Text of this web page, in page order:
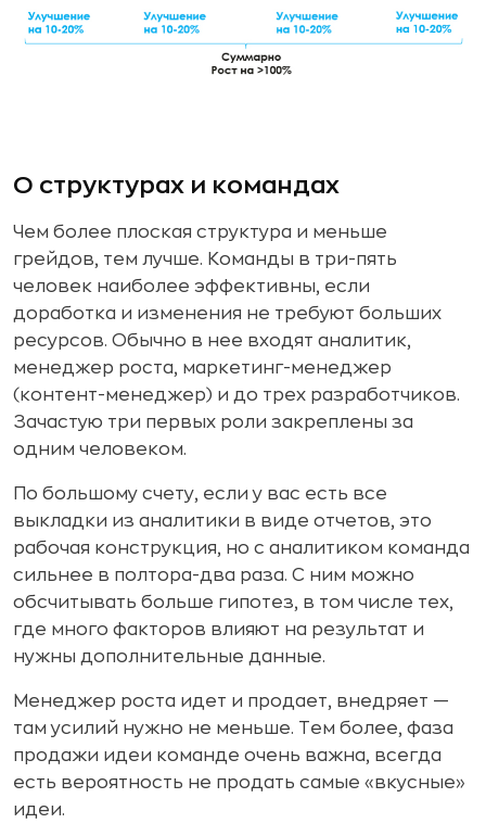
О структурах и командах
Чем более плоская структура и меньше
грейдов, тем лучше. Команды в три-пять
человек наиболее эффективны, если
доработка и изменения не требуют больших
ресурсов. Обычно в нее входят аналитик,
менеджер роста, маркетинг-менеджер
(контент-менеджер) и до трех разработчиков.
Зачастую три первых роли закреплены за
одним человеком.
По большому счету, если у вас есть все
выкладки из аналитики в виде отчетов, это
рабочая конструкция, но с аналитиком команда
сильнее в полтора-два раза. С ним можно
обсчитывать больше гипотез, в том числе тех,
где много факторов влияют на результат и
нужны дополнительные данные.
Менеджер роста идет и продает, внедряет —
там усилий нужно не меньше. Тем более, фаза
продажи идеи команде очень важна, всегда
есть вероятность не продать самые «вкусные»
идеи.